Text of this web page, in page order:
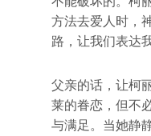
方法去爱人时，
路，让我们表达
父亲的话，让柯
莱的眷恋，但不
与满足。当她静